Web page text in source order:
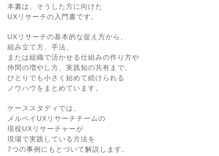
本書は、そうした方に向けた
UXリサーチの入門書です。
UXリサーチの基本的な捉え方から、
組み立て方、手法、
または組織で活かせる仕組みの作り方や
仲間の増やし方、実践知の共有まで、
ひとりでも小さく始めて続けられる
ノウハウをまとめています。
ケーススタディでは、
メルペイUXリサーチチームの
現役UXリサーチャーが
現場で実践している方法を
7つの事例にもとづいて解説します。